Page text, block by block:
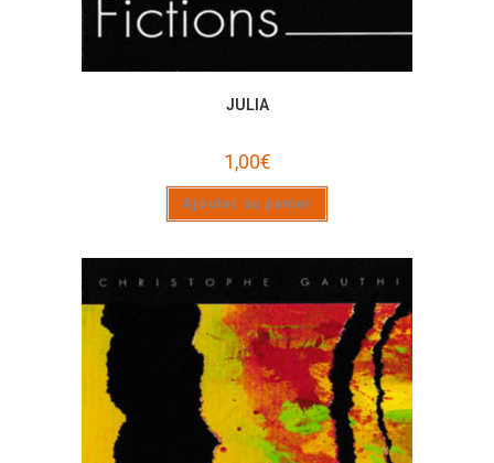
JULIA
1,00€
Ajouter au panier